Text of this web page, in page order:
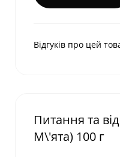
Відгуків про цей
Питання та
М\'ята) 100 г